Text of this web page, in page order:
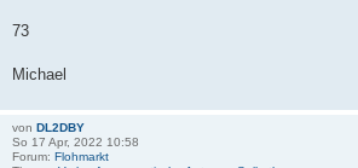
73
Michael
von DL2DBY
So 17 Apr, 2022 10:58
Forum: Flohmarkt